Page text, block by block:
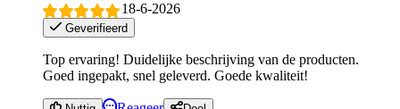
18-6-2026
Geverifieerd
Top ervaring! Duidelijke beschrijving van de producten.
Goed ingepakt, snel geleverd. Goede kwaliteit!